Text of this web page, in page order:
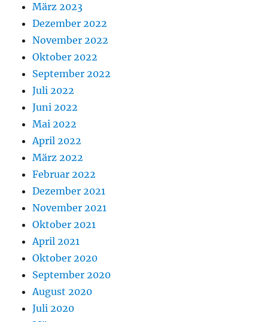
März 2023
Dezember 2022
November 2022
Oktober 2022
September 2022
Juli 2022
Juni 2022
Mai 2022
April 2022
März 2022
Februar 2022
Dezember 2021
November 2021
Oktober 2021
April 2021
Oktober 2020
September 2020
August 2020
Juli 2020